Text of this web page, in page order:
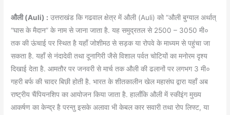
औली (Auli) : उत्तराखंड कि गढवाल क्षेत्र में औली (Auli) को “औली बुग्याल अर्थात्
“घास के मैदान” के नाम से जाना जाता है. यह समुद्रतल से 2500 – 3050 मी०
तक की ऊंचाई पर स्थित है यहाँ जोशीमठ से सड़क या रोपवे के माध्यम से पहुंचा जा
सकता है. यहाँ से नंदादेवी तथा दूनागिरी जैसे विशाल पर्वत चोटियों का मनोरम दृश्य
दिखाई देता है. आमतौर पर जनवरी से मार्च तक औली की ढलानों पर लगभग 3 मी०
गहरी बर्फ की चादर बिछी होती है. भारत के शीतकालीन खेल महासंघ द्वारा यहाँ अब
राष्ट्रीय चैंपियनशिप का आयोजन किया जाता है. हालाँकि औली में स्कीइंग मुख्य
आकर्षण का केन्द्र है परन्तु इसके अलावा भी केबल कार सवारी तथा रोप लिफ्ट, या